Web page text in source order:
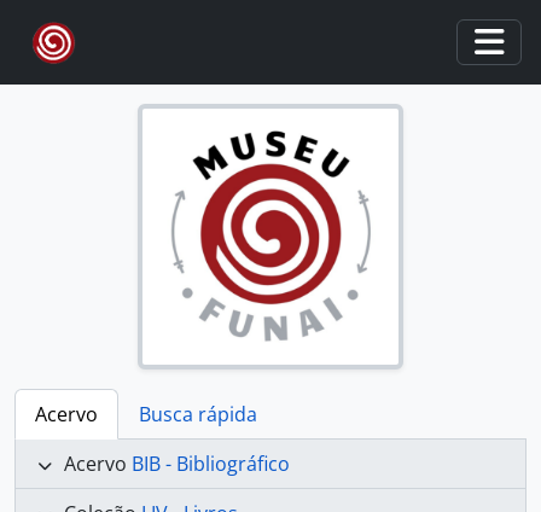
Skip to main content
Acervo
Busca rápida
Acervo BIB - Bibliográfico